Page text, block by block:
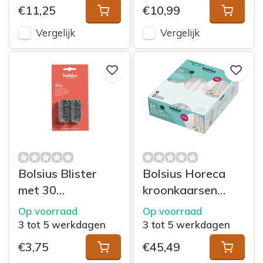
oog op? Snuffel rond bij
VanKaarsTotServet.nl en kies je favoriete
tafelkaarsen uit de grote collectie!
Onze tafelkaars merken
Je vindt verschillende merken tafelkaarsen
in ons assortiment, waaronder:
Bolsius tafelkaarsen
Countryfield tafelkaarsen
Gouda tafelkaarsen
€11,25
Vergelijk
€10,99
Vergelijk
Bolsius Blister
met 30
kaarsenpassingen
Zilver
Op voorraad
3 tot 5 werkdagen
€3,75
Bolsius Horeca
kroonkaarsen
240/24 doos 24
Wit
Op voorraad
3 tot 5 werkdagen
€45,49